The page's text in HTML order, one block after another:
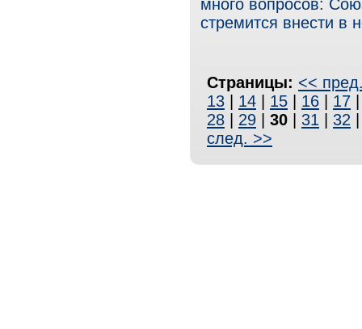
много вопросов:
стремится внести в
Страницы: <<
13
14 15 16 17
28
29 30 31 32
след. >>